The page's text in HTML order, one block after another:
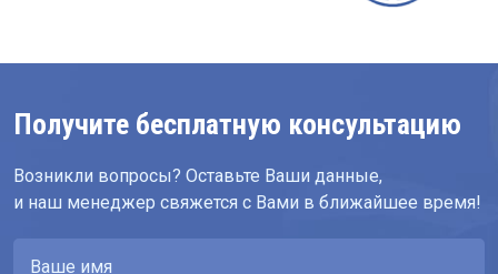
Получите бесплатную консультацию
Возникли вопросы? Оставьте Ваши данные,
и наш менеджер свяжется с Вами в ближайшее время!